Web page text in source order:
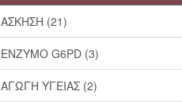
ΑΣΚΗΣΗ (21)
ΕΝΖΥΜΟ G6PD (3)
ΑΓΩΓΗ ΥΓΕΙΑΣ (2)